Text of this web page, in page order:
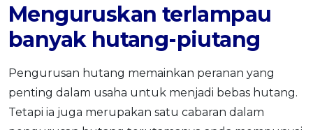
Menguruskan terlampau
banyak hutang-piutang
Pengurusan hutang memainkan peranan yang
penting dalam usaha untuk menjadi bebas hutang.
Tetapi ia juga merupakan satu cabaran dalam